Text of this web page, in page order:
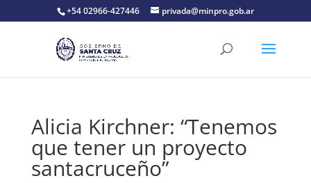
+54 02966-427446 privada@minpro.gob.ar
Alicia Kirchner: “Tenemos
que tener un proyecto
santacruceño”